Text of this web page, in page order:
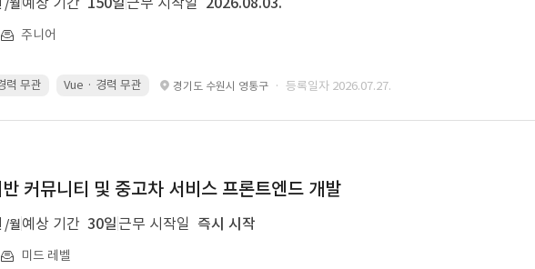
/월
주니어
력 무관 Vue · 경력 무관 경기도 수원시 영통구 · 등록일자 2026.07.27.
뮤니티 및 중고차 서비스 프론트엔드 개발
/월예상 기간 30일 근무 시작일 즉시 시작
미드 레벨